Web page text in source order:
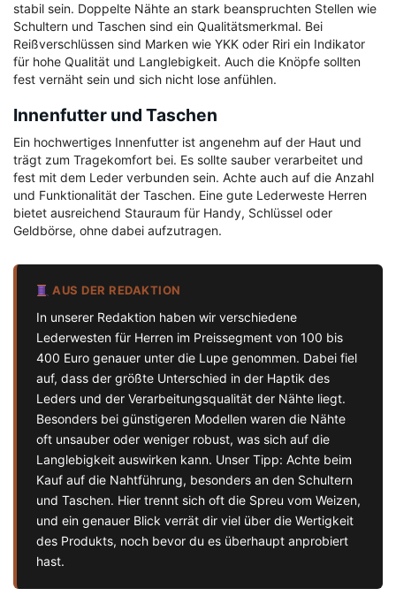
stabil sein. Doppelte Nähte an stark beanspruchten Stellen wie
Schultern und Taschen sind ein Qualitätsmerkmal. Bei
Reißverschlüssen sind Marken wie YKK oder Riri ein Indikator
für hohe Qualität und Langlebigkeit. Auch die Knöpfe sollten
fest vernäht sein und sich nicht lose anfühlen.
Innenfutter und Taschen
Ein hochwertiges Innenfutter ist angenehm auf der Haut und
trägt zum Tragekomfort bei. Es sollte sauber verarbeitet und
fest mit dem Leder verbunden sein. Achte auch auf die Anzahl
und Funktionalität der Taschen. Eine gute Lederweste Herren
bietet ausreichend Stauraum für Handy, Schlüssel oder
Geldbörse, ohne dabei aufzutragen.
AUS DER REDAKTION
In unserer Redaktion haben wir verschiedene
Lederwesten für Herren im Preissegment von 100 bis
400 Euro genauer unter die Lupe genommen. Dabei fiel
auf, dass der größte Unterschied in der Haptik des
Leders und der Verarbeitungsqualität der Nähte liegt.
Besonders bei günstigeren Modellen waren die Nähte
oft unsauber oder weniger robust, was sich auf die
Langlebigkeit auswirken kann. Unser Tipp: Achte beim
Kauf auf die Nahtführung, besonders an den Schultern
und Taschen. Hier trennt sich oft die Spreu vom Weizen,
und ein genauer Blick verrät dir viel über die Wertigkeit
des Produkts, noch bevor du es überhaupt anprobiert
hast.